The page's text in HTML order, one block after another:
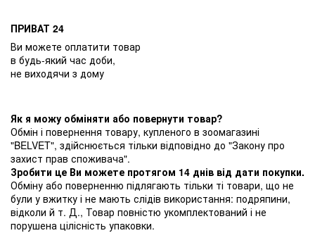
ПРИВАТ 24
Ви можете оплатити товар
в будь-який час доби,
не виходячи з дому
Як я можу обміняти або повернути товар?
Обмін і повернення товару, купленого в зоомагазині
"BELVET", здійснюється тільки відповідно до "Закону про
захист прав споживача".
Зробити це Ви можете протягом 14 днів від дати покупки.
Обміну або поверненню підлягають тільки ті товари, що не
були у вжитку і не мають слідів використання: подряпини,
відколи й т. Д., Товар повністю укомплектований і не
порушена цілісність упаковки.